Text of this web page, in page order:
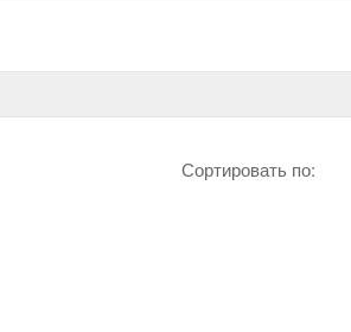
Сортировать по: